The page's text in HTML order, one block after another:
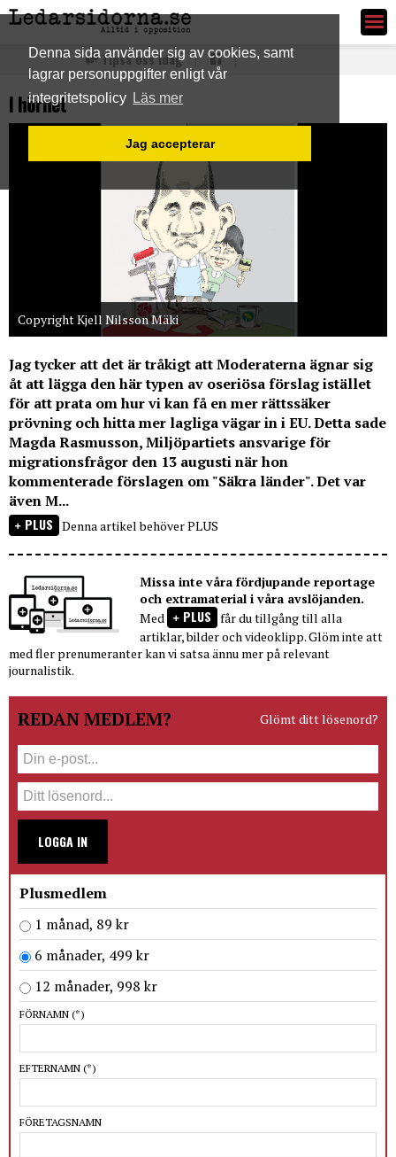
Denna sida använder sig av cookies, samt
lagrar personuppgifter enligt vår
integritetspolicy Läs mer
Jag accepterar
Ledarsidorna.se
Tipsa oss idag
I hörnet
Copyright Kjell Nilsson Mäki
Jag tycker att det är tråkigt att Moderaterna ägnar sig
åt att lägga den här typen av oseriösa förslag istället
för att prata om hur vi kan få en mer rättssäker
prövning och hitta mer lagliga vägar in i EU. Detta sade
Magda Rasmusson, Miljöpartiets ansvarige för
migrationsfrågor den 13 augusti när hon
kommenterade förslagen om "Säkra länder". Det var
även M...
PLUS Denna artikel behöver PLUS
Missa inte våra fördjupande reportage
och extramaterial i våra avslöjanden.
Med
PLUS får du tillgång till alla
artiklar, bilder och videoklipp. Glöm inte att
med fler prenumeranter kan vi satsa ännu mer på relevant
journalistik.
REDAN MEDLEM? Glömt ditt lösenord?
LOGGA IN
Plusmedlem
1 månad, 89 kr
6 månader, 499 kr
12 månader, 998 kr
FÖRNAMN (*)
EFTERNAMN (*)
FÖRETAGSNAMN